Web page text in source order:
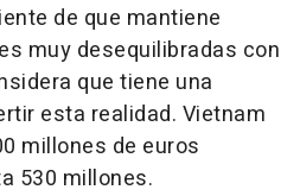
de que mantiene
muy desequilibradas con
que tiene una
esta realidad. Vietnam
millones de euros
530 millones.